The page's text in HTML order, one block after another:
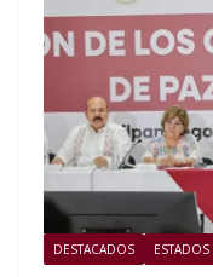
DESTACADOS ESTADOS